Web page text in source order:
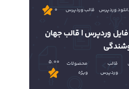
وردپرس قالب وردپرس 0
وردپرس | قالب جهان
قالب
وردپرس
محصولات
ویژه
5.00